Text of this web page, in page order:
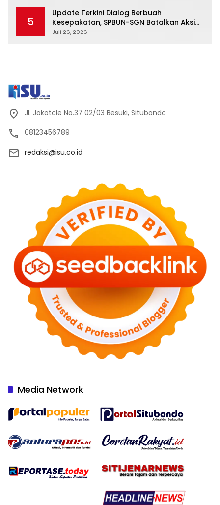
5
Update Terkini Dialog Berbuah
Kesepakatan, SPBUN-SGN Batalkan Aksi
Nasional Setelah Holding Penuhi Sejumlah
Juli 26, 2026
Jl. Jokotole No.37 02/03 Besuki, Situbondo
08123456789
redaksi@isu.co.id
Media Network